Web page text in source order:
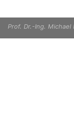
Prof. Dr.-Ing. Michael